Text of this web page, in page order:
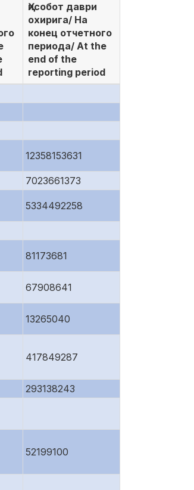
Ҳисобот даври
охирига/ На
конец отчетного
периода/ At the
end of the
reporting period
12358153631
7023661373
5334492258
81173681
67908641
13265040
417849287
293138243
52199100